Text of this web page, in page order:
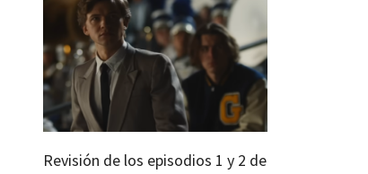
Revisión de los episodios 1 y 2 de